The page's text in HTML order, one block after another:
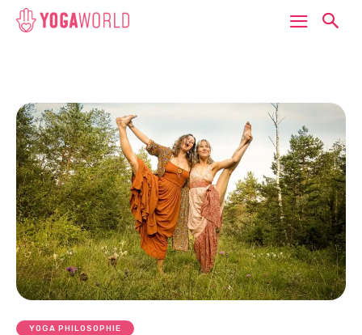
YOGA PHILOSOPHIE